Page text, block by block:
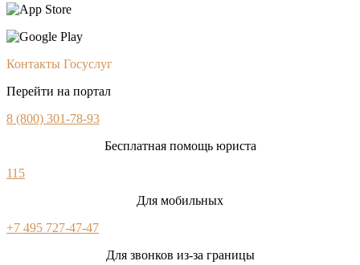
Контакты Госуслуг
Перейти на портал
8 (800) 301-78-93
Бесплатная помощь юриста
115
Для мобильных
+7 495 727-47-47
Для звонков из-за границы